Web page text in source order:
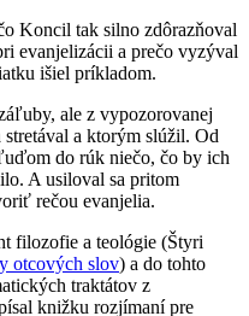
Koncil tak silno zdôrazňoval
evanjelizácii a prečo vyzýval
išiel príkladom.
ale z vypozorovanej
a ktorým slúžil. Od
do rúk niečo, čo by ich
A usiloval sa pritom
rečou evanjelia.
filozofie a teológie (Štyri
otcových slov) a do tohto
traktátov z
knižku rozjímaní pre